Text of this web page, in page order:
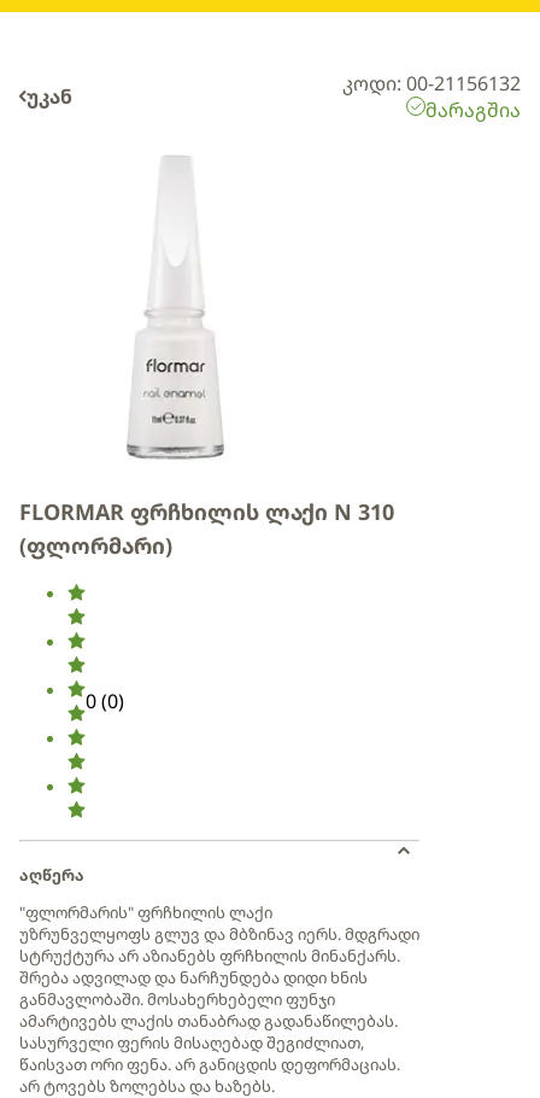
უკან
კოდი: 00-21156132
მარაგშია
FLORMAR ფრჩხილის ლაქი N 310
(ფლორმარი)
0(0)
აღწერა
"ფლორმარის" ფრჩხილის ლაქი
უზრუნველყოფს გლუვ და მბზინავ იერს. მდგრადი
სტრუქტურა არ აზიანებს ფრჩხილის მინანქარს.
შრება ადვილად და ნარჩუნდება დიდი ხნის
განმავლობაში. მოსახერხებელი ფუნჯი
ამარტივებს ლაქის თანაბრად გადანაწილებას.
სასურველი ფერის მისაღებად შეგიძლიათ,
წაისვათ ორი ფენა. არ განიცდის დეფორმაციას.
არ ტოვებს ზოლებსა და ხაზებს.